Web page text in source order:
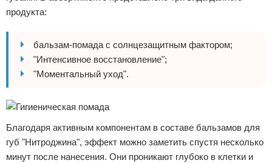
продукта:
бальзам-помада с солнцезащитным фактором;
"Интенсивное восстановление";
"Моментальный уход".
Благодаря активным компонентам в составе бальзамов для
губ "Нитроджина", эффект можно заметить спустя несколько
минут после нанесения. Они проникают глубоко в клетки и